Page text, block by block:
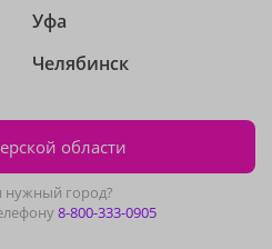
Уфа
Челябинск
области
город?
8-800-333-0905